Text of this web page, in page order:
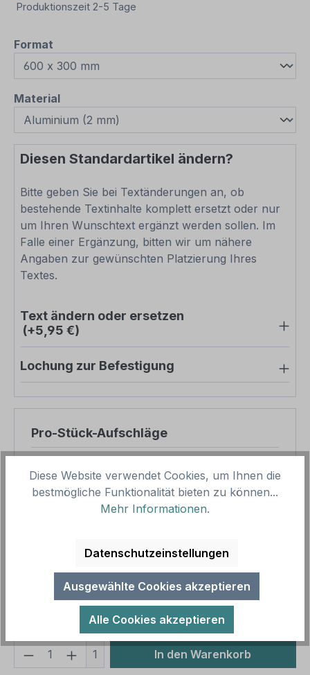
Produktionszeit 2-5 Tage
Format
Materialauswählen
Diesen Standardartikel ändern?
Bitte geben Sie bei Textänderungen an, ob
bestehende Textinhalte komplett ersetzt oder nur
um Ihren Wunschtext ergänzt werden sollen. Im
Falle einer Ergänzung, bitten wir um nähere
Angaben zur gewünschten Platzierung Ihres
Textes.
Text ändern oder ersetzen
(+5,95 €)
Lochung zur Befestigung
Pro-Stück-Aufschläge
Zwischensumme
31,89 €
Gesamtpreis
Preise inkl. MwSt. zzgl. Versandkosten
Aufgrund von Neuberechnungen im Warenkorb sind
abweichende Endpreise möglich.
Produkt Anzahl: Gib den gewünschten
1 In den Warenkorb
Diese Website verwendet Cookies, um Ihnen die
bestmögliche Funktionalität bieten zu können...
Mehr Informationen.
Datenschutzeinstellungen
Ausgewählte Cookies akzeptieren
Alle Cookies akzeptieren